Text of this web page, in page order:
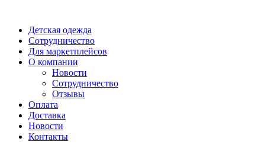
Детская одежда
Сотрудничество
Для маркетплейсов
О компании
Новости
Сотрудничество
Отзывы
Оплата
Доставка
Новости
Контакты